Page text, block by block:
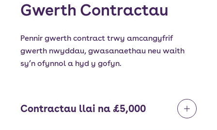
Gwerth Contractau
Pennir gwerth contract trwy amcangyfrif
gwerth nwyddau, gwasanaethau neu waith
sy’n ofynnol a hyd y gofyn.
Contractau llai na £5,000